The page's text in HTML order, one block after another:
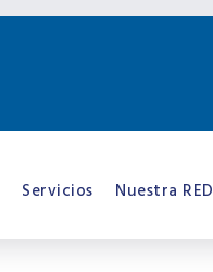
Servicios Nuestra RED